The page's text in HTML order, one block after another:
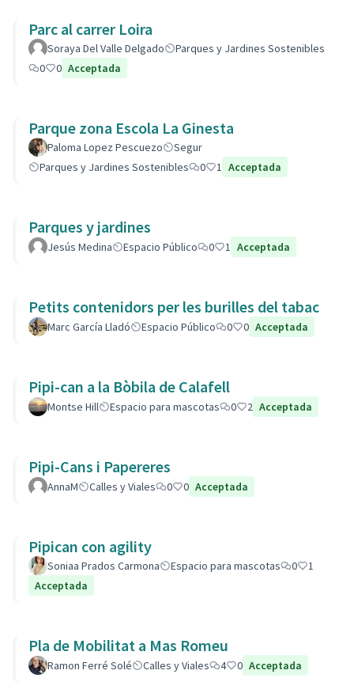
Parc al carrer Loira
Soraya Del Valle Delgado
Parques y Jardines Sostenibles
0
0 Acceptada
Parque zona Escola La Ginesta
Paloma Lopez Pescuezo
Segur
Parques y Jardines Sostenibles
0 1 Acceptada
Parques y jardines
Jesús Medina Espacio Público 0 1 Acceptada
Petits contenidors per les burilles del tabac
Marc García Lladó Espacio Público 0 0 Acceptada
Pipi-can a la Bòbila de Calafell
Montse Hill Espacio para mascotas 0 2 Acceptada
Pipi-Cans i Papereres
AnnaM Calles y Viales 0 0 Acceptada
Pipican con agility
Soniaa Prados Carmona Espacio para mascotas 0
1
Acceptada
Pla de Mobilitat a Mas Romeu
Ramon Ferré Solé Calles y Viales 4 0 Acceptada